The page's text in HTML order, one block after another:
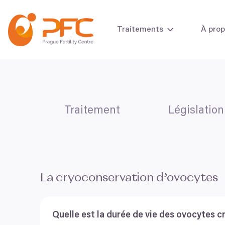
Traitements
Bilan de fertilité
À
Traitement Législation
La cryoconservation d’ovocytes
Quelle est la durée de vie des ovocytes